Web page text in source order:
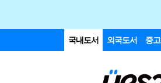
국내도서 외국도서 중